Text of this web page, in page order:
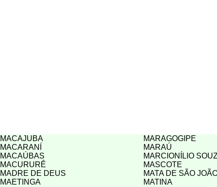
MACAJUBA
MARAGOGIPE
MACARANÍ
MARAÚ
MACAÚBAS
MARCIONÍLIO
MACURURÊ
MASCOTE
MADRE DE DEUS
MATA DE SÃO
MAETINGA
MATINA